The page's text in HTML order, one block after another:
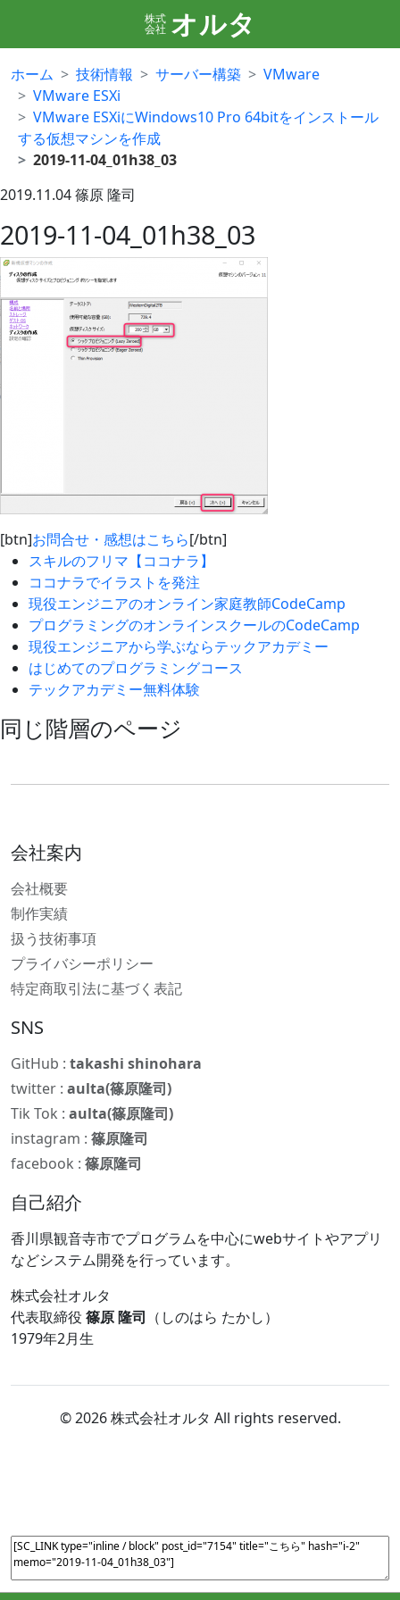
株式
会社 オルタ
ホーム 技術情報 サーバー構築
VMware
VMware ESXi
VMware ESXiにWindows10 Pro 64bitをインストール
する仮想マシンを作成
2019-11-04_01h38_03
2019.11.04篠原 隆司
2019-11-04_01h38_03
[btn]お問合せ・感想はこちら[/btn]
スキルのフリマ【ココナラ】
ココナラでイラストを発注
現役エンジニアのオンライン家庭教師CodeCamp
プログラミングのオンラインスクールのCodeCamp
現役エンジニアから学ぶならテックアカデミー
はじめてのプログラミングコース
テックアカデミー無料体験
同じ階層のページ
会社案内
会社概要
制作実績
扱う技術事項
プライバシーポリシー
特定商取引法に基づく表記
SNS
GitHub : takashi shinohara
twitter : aulta(篠原隆司)
Tik Tok : aulta(篠原隆司)
instagram : 篠原隆司
facebook : 篠原隆司
自己紹介
香川県観音寺市でプログラムを中心にwebサイトやアプリ
などシステム開発を行っています。
株式会社オルタ
代表取締役 篠原 隆司 （しのはら たかし）
1979年2月生
© 2026 株式会社オルタ All rights reserved.